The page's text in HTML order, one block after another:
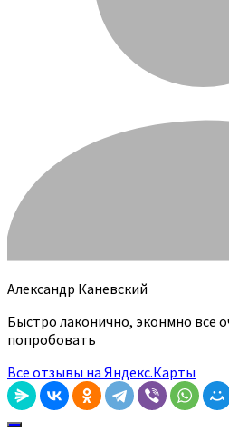
Александр Каневский
Быстро лаконично, эконмно все
попробовать
Все отзывы на Яндекс.Карты